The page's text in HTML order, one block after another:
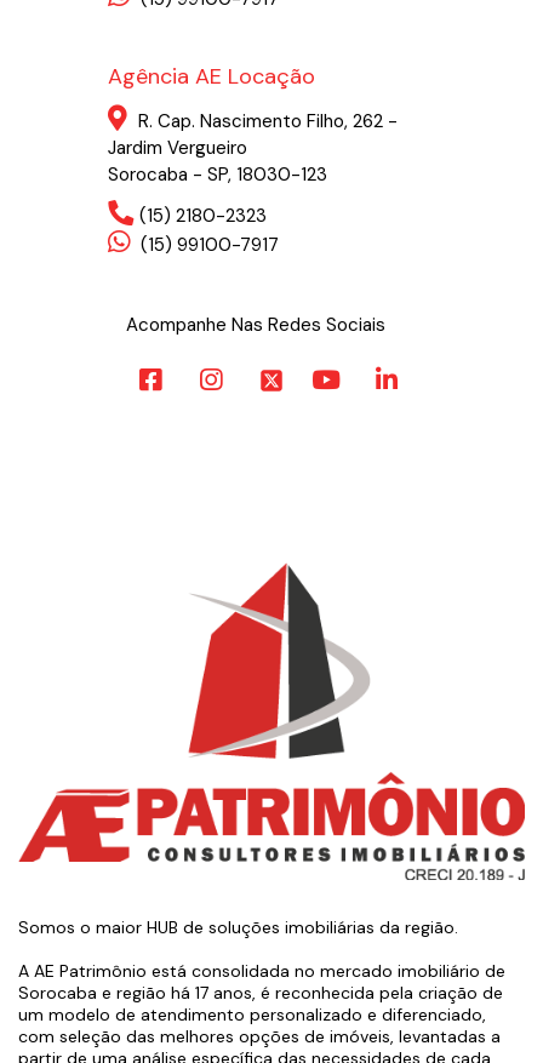
Agência AE Locação
R. Cap. Nascimento Filho, 262 -
Jardim Vergueiro
Sorocaba - SP, 18030-123
(15) 2180-2323
(15) 99100-7917
Acompanhe Nas Redes Sociais
Somos o maior HUB de soluções imobiliárias da região.
A AE Patrimônio está consolidada no mercado imobiliário de
Sorocaba e região há 17 anos, é reconhecida pela criação de
um modelo de atendimento personalizado e diferenciado,
com seleção das melhores opções de imóveis, levantadas a
partir de uma análise específica das necessidades de cada